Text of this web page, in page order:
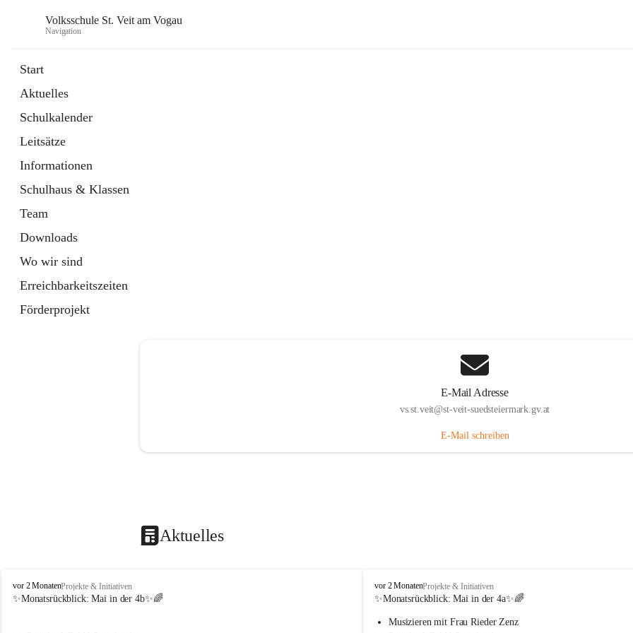
Volksschule St. Veit am Vogau
Navigation
Start
Aktuelles
Schulkalender
Leitsätze
Informationen
Schulhaus & Klassen
Team
Downloads
Wo wir sind
Erreichbarkeitszeiten
Förderprojekt
E-Mail Adresse
vs.st.veit@st-veit-suedsteiermark.gv.at
E-Mail schreiben
Aktuelles
V
o
vor 2 MonatenProjekte & Initiativen
✨Monatsrückblick: Mai in der 4b✨🌈
V
o
k
vor 2 MonatenProjekte & Initiativen
✨Monatsrückblick: Mai in der 4a✨🌈
Musizieren mit Frau Rieder Zenz